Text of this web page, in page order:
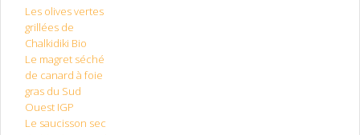
Les olives vertes
grillées de
Chalkidiki Bio
Le magret séché
de canard à foie
gras du Sud
Ouest IGP
Le saucisson sec